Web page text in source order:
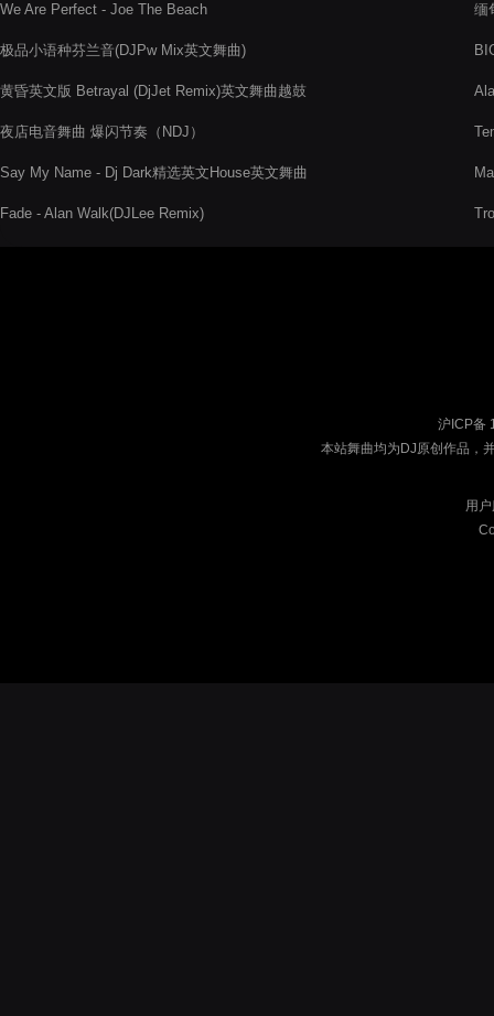
We Are Perfect - Joe The Beach
极品小语种芬兰音(DJPw Mix英文舞曲)
黄昏英文版 Betrayal (DjJet Remix)英文舞曲越鼓
夜店电音舞曲 爆闪节奏（NDJ）
Say My Name - Dj Dark精选英文House英文舞曲
Fade - Alan Walk(DJLee Remix)
缅
沪ICP备
本站舞曲均为DJ原创作品，
用